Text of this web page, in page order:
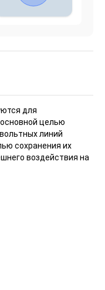
для
целью
линий
сохранения их
воздействия на